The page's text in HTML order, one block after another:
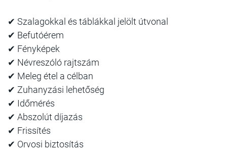
✔ Szalagokkal és táblákkal jelölt útvonal
✔ Befutóérem
✔ Fényképek
✔ Névreszóló rajtszám
✔ Meleg étel a célban
✔ Zuhanyzási lehetőség
✔ Időmérés
✔ Abszolút díjazás
✔ Frissítés
✔ Orvosi biztosítás